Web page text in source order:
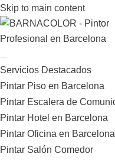
Skip to main content
Servicios Destacados
Pintar Piso en Barcelona
Pintar Escalera de
Pintar Hotel en Barcelona
Pintar Oficina en Barcelona
Pintar Salón Comedor